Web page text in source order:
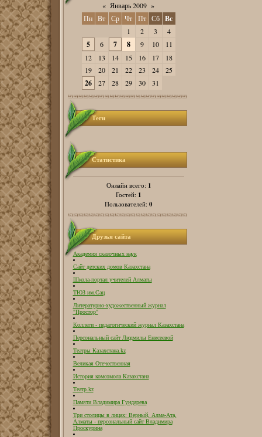
« Январь 2009 »
Пн Вт Ср Чт Пт Сб Вс
1 2 3 4
5 6 7 8 9 10
11
12
13 14 15 16 17
18
19
20 21 22 23 24 25
26 27 28 29 30 31
Теги
Статистика
Онлайн всего: 1
Гостей: 1
Пользователей: 0
Друзья сайта
Академия сказочных наук
Сайт детских домов Казахстана
Школа-портал учителей Алматы
ТЮЗ им.Сац
Литературно-художественный журнал
"Простор"
Коллеги - педагогический журнал Казахстана
Персональный сайт Людмилы Енисеевой
Театры Казахстана.kz
Великая Отечественная
История комсомола Казахстана
Театр.kz
Памяти Владимира Гундарева
Три столицы в лицах: Верный, Алма-Ата,
Алматы - персональный сайт Владимира
Проскурина